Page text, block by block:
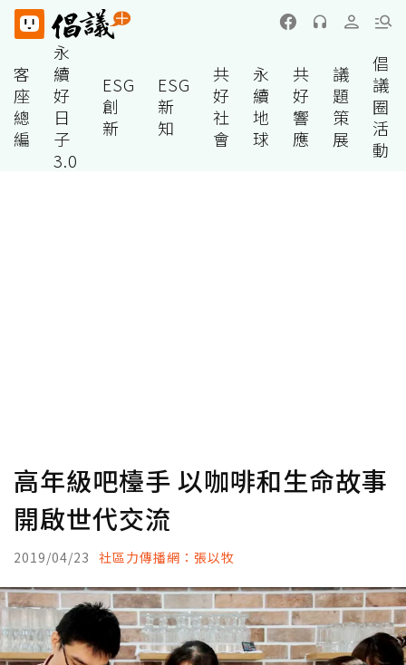
客
座
總
編
永
續
好
日
子
3.0
ESG
創
新
ESG
新
知
共
好
社
會
永
續
地
球
共
好
響
應
議
題
策
展
倡
議
圈
活
動
高年級吧檯手 以咖啡和生命故事
開啟世代交流
2019/04/23 社區力傳播網：張以牧